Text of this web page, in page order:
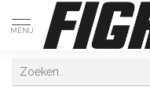
MENU